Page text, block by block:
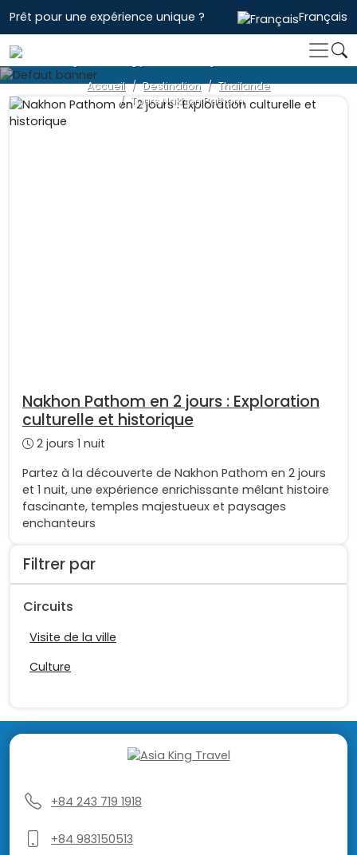
Prêt pour une expérience unique ? Français
Tours Nakhon Pathom
Accueil Destination
Thailande
Tours Nakhon Pathom
Filtrer par
Circuits
Visite de la ville
Culture
Nakhon Pathom en 2 jours : Exploration
culturelle et historique
2 jours 1 nuit
Partez à la découverte de Nakhon Pathom en 2 jours
et 1 nuit, une expérience enrichissante mêlant histoire
fascinante, temples majestueux et paysages
enchanteurs
+84 243 719 1918
+84 983150513